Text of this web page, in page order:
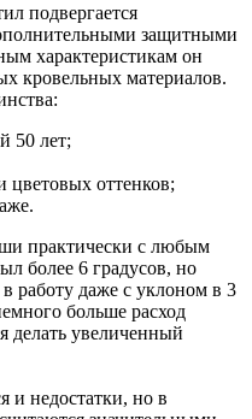
подвергается
защитными
характеристикам он
кровельных материалов.
50 лет;
цветовых оттенков;
практически с любым
более 6 градусов, но
работу даже с уклоном в 3
больше расход
делать увеличенный
и недостатки, но в